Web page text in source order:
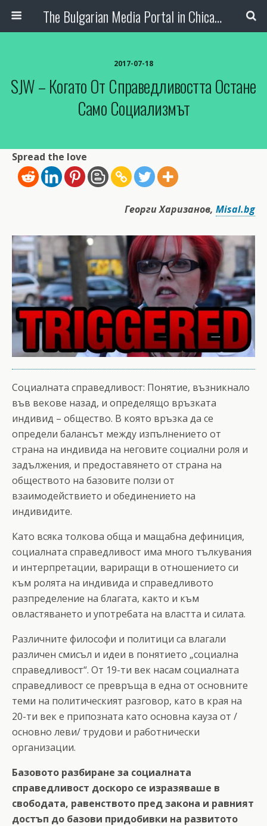
The Bulgarian Media Portal in Chicago
2017-07-18
SJW – Когато От Справедливостта Остане
Само Социализмът
Spread the love
Георги Харизанов, Misal.bg
Социалната справедливост: Понятие, възникнало
във векове назад, и определящо връзката
индивид – общество. В която връзка да се
определи балансът между изпълнението от
страна на индивида на неговите социални роля и
задължения, и предоставянето от страна на
обществото на базовите ползи от
взаимодействието и обединението на
индивидите.
Като всяка толкова обща и мащабна дефиниция,
социалната справедливост има много тълкувания
и интерпретации, вариращи в отношението си
към ролята на индивида и справедливото
разпределение на благата, както и към
овластяването и употребата на властта и силата.
Различните философи и политици са влагали
различен смисъл и идеи в понятието „социална
справедливост“. От 19-ти век насам социалната
справедливост се превръща в една от основните
теми на политическият разговор, като в края на
20-ти век е припозната като основна кауза от /
основно леви/ трудови и работнически
организации.
Базовото разбиране за социалната
справедливост доскоро се изразяваше в
свободата, равенството пред закона и равният
достъп до базови придобивки на развитото